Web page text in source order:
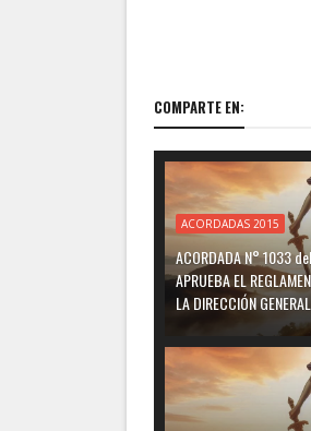
COMPARTE EN:
ACORDADAS 2015
ACORDADA N° 1033
APRUEBA EL
LA DIRECCIÓN